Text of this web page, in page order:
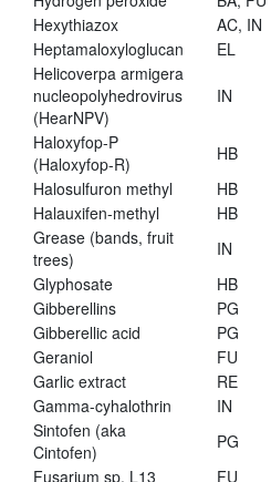
Hexythiazox
AC, IN
Heptamaloxyloglucan
EL
Helicoverpa armigera
nucleopolyhedrovirus
(HearNPV)
IN
Haloxyfop-P
(Haloxyfop-R)
HB
Halosulfuron methyl
HB
Halauxifen-methyl
HB
Grease (bands, fruit
trees)
IN
Glyphosate
HB
Gibberellins
PG
Gibberellic acid
PG
Geraniol
FU
Garlic extract
RE
Gamma-cyhalothrin
IN
Sintofen (aka
Cintofen)
PG
Fusarium sp. L13
FU